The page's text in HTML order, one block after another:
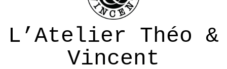
L’Atelier Théo &
Vincent